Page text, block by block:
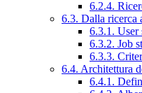
6.2.4.
6.3. Dalla ricerca
6.3.1. User
6.3.2. Job
6.3.3.
6.4. Architettura
6.4.1.